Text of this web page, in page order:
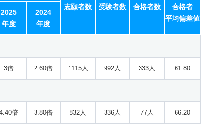
2.60倍 3倍 72人 70人 27人 63.20
志願者数 受験者数 合格者数
合格者
平均偏差値
2025
年度
2024
年度
3倍 2.60倍 1115人 992人 333人 61.80
4.40倍 3.80倍 832人 336人 77人 66.20